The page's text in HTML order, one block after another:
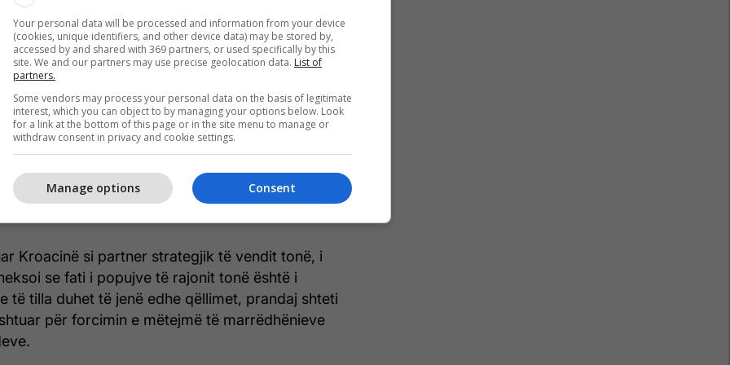
i shprehu mirënjohje të veçantë kryeministrit kroat
e ofruar me rastin e aksidentit tragjik të
tanë në Slavonski Brod.
Kroacinë si partner strategjik të vendit tonë, i
se fati i popujve të rajonit tonë është i
të tilla duhet të jenë edhe qëllimet, prandaj shteti
për forcimin e mëtejmë të marrëdhënieve
Your personal data will be processed and information from your device
(cookies, unique identifiers, and other device data) may be stored by,
accessed by and shared with 369 partners, or used specifically by this
site. We and our partners may use precise geolocation data. List of
partners.
Some vendors may process your personal data on the basis of legitimate
interest, which you can object to by managing your options below. Look
for a link at the bottom of this page or in the site menu to manage or
withdraw consent in privacy and cookie settings.
Consent
Manage options